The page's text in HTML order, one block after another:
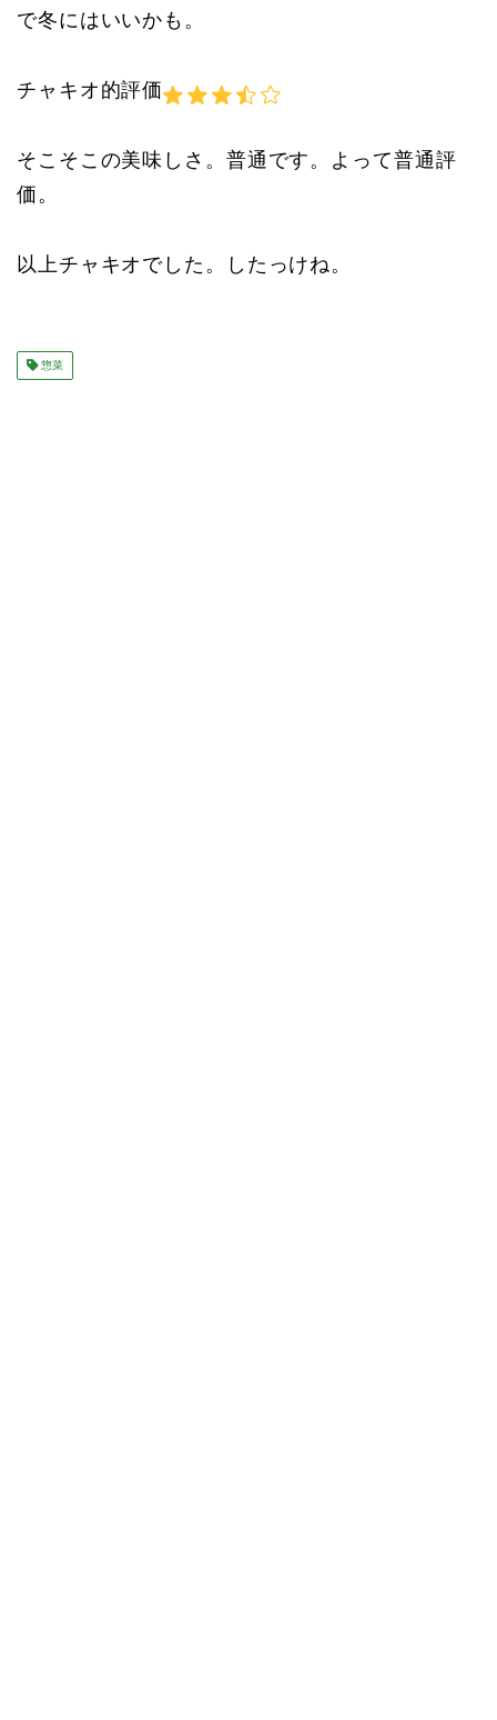
で冬にはいいかも。
チャキオ的評価
そこそこの美味しさ。普通です。よって普通評
価。
以上チャキオでした。したっけね。
惣菜